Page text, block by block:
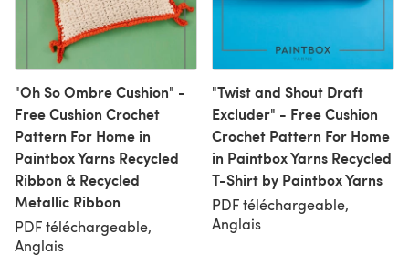
"Oh So Ombre Cushion" -
Free Cushion Crochet
Pattern For Home in
Paintbox Yarns Recycled
Ribbon & Recycled
Metallic Ribbon
PDF téléchargeable,
Anglais
"Twist and Shout Draft
Excluder" - Free Cushion
Crochet Pattern For Home
in Paintbox Yarns Recycled
T-Shirt by Paintbox Yarns
PDF téléchargeable,
Anglais